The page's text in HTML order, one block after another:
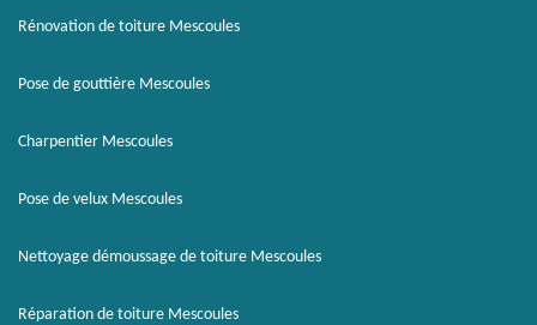
Rénovation de toiture Mescoules
Pose de gouttière Mescoules
Charpentier Mescoules
Pose de velux Mescoules
Nettoyage démoussage de toiture Mescoules
Réparation de toiture Mescoules